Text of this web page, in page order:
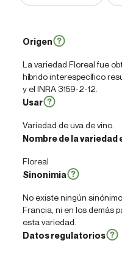
Origen
La variedad Floreal fue
híbrido interespecífico
y el INRA 3159-2-12.
Usar
Variedad de uva de vino.
Nombre de la variedad
Floreal
Sinonimia
No existe ningún
Francia, ni en los demás
esta variedad.
Datos regulatorios